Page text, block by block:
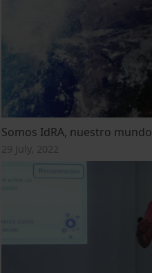
Somos IdRA, nuestro
29 July, 2022